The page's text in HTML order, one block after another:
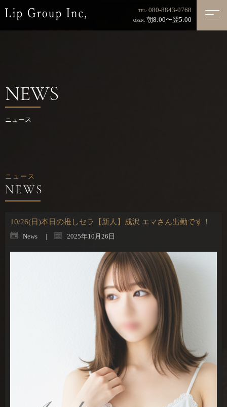
TEL: 080-8843-0768
OPEN: 朝8:00〜翌5:00
NEWS
ニュース
ニュース
10/26(日)本日の推しセラ【新人】成沢 エマさん出勤です！
News 2025年10月26日